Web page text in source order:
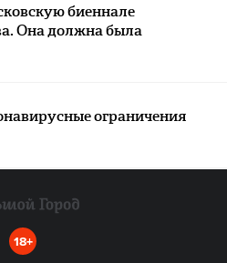
биеннале
Она должна была
ограничения
18+